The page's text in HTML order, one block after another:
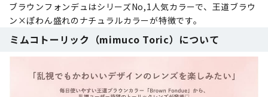
ブラウンフォンデュはシリーズNo,1人気カラーで、王道ブラウ
ン×ぽわん盛れのナチュラルカラーが特徴です。
ミムコトーリック（mimuco Toric）について